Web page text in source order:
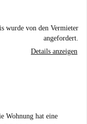
wurde von den Vermieter
angefordert.
Details anzeigen
Wohnung hat eine